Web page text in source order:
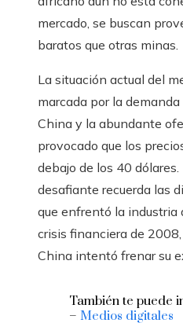
mercado, se buscan
baratos que otras minas.
La situación actual del
marcada por la demanda
China y la abundante
provocado que los
debajo de los 40
desafiante recuerda las
que enfrentó la industria
crisis financiera de
China intentó frenar su
También te puede
– Medios digitales